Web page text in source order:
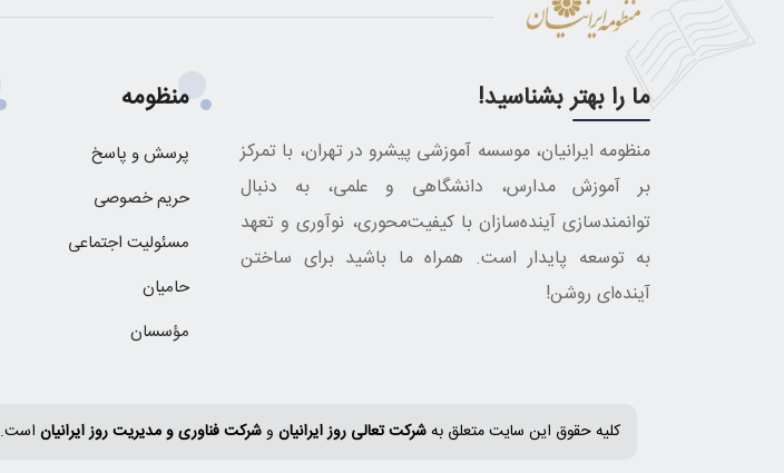
ما را بهتر بشناسید!
منظومه ایرانیان، موسسه آموزشی پیشرو در تهران، با تمرکز
بر آموزش مدارس، دانشگاهی و علمی، به دنبال
توانمندسازی آینده‌سازان با کیفیت‌محوری، نوآوری و تعهد
به توسعه پایدار است. همراه ما باشید برای ساختن
آینده‌ای روشن!
منظومه
پرسش و پاسخ
حریم خصوصی
مسئولیت اجتماعی
حامیان
مؤسسان
کلیه حقوق این سایت متعلق بهشرکت تعالی روز ایرانیانو شرکت فناوری و مدیریت روز ایرانیاناست.